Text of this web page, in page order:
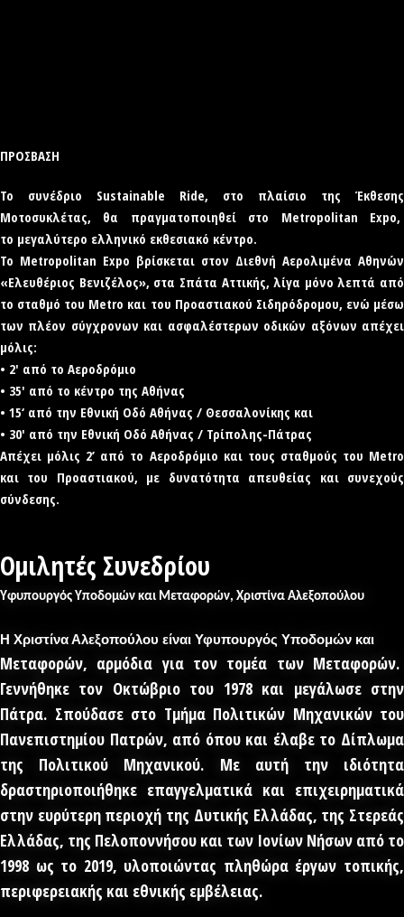
ΠΡΟΣΒΑΣΗ
Το συνέδριο Sustainable Ride, στο πλαίσιο της Έκθεσης
Μοτοσυκλέτας, θα πραγματοποιηθεί στο Metropolitan Expo,
το μεγαλύτερο ελληνικό εκθεσιακό κέντρο.
To Metropolitan Expo βρίσκεται στον Διεθνή Αερολιμένα Αθηνών
«Ελευθέριος Βενιζέλος», στα Σπάτα Αττικής, λίγα μόνο λεπτά από
το σταθμό του Metro και του Προαστιακού Σιδηρόδρομου, ενώ μέσω
των πλέον σύγχρονων και ασφαλέστερων οδικών αξόνων απέχει
μόλις:
• 2′ από το Αεροδρόμιο
• 35′ από το κέντρο της Αθήνας
• 15‘ από την Εθνική Οδό Αθήνας / Θεσσαλονίκης και
• 30′ από την Εθνική Οδό Αθήνας / Τρίπολης-Πάτρας
Απέχει μόλις 2’ από το Αεροδρόμιο και τους σταθμούς του Metro
και του Προαστιακού, με δυνατότητα απευθείας και συνεχούς
σύνδεσης.
Ομιλητές Συνεδρίου
Υφυπουργός Υποδομών και Μεταφορών, Χριστίνα Αλεξοπούλου
Η Χριστίνα Αλεξοπούλου είναι Υφυπουργός Υποδομών και
Μεταφορών, αρμόδια για τον τομέα των Μεταφορών.
Γεννήθηκε τον Οκτώβριο του 1978 και μεγάλωσε στην
Πάτρα. Σπούδασε στο Τμήμα Πολιτικών Μηχανικών του
Πανεπιστημίου Πατρών, από όπου και έλαβε το Δίπλωμα
της Πολιτικού Μηχανικού. Με αυτή την ιδιότητα
δραστηριοποιήθηκε επαγγελματικά και επιχειρηματικά
στην ευρύτερη περιοχή της Δυτικής Ελλάδας, της Στερεάς
Ελλάδας, της Πελοποννήσου και των Ιονίων Νήσων από το
1998 ως το 2019, υλοποιώντας πληθώρα έργων τοπικής,
περιφερειακής και εθνικής εμβέλειας.